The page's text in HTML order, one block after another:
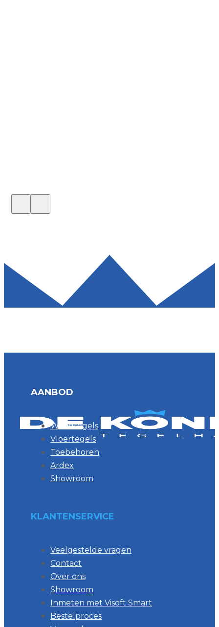
AANBOD
Wandtegels
Vloertegels
Toebehoren
Ardex
Showroom
KLANTENSERVICE
Veelgestelde vragen
Contact
Over ons
Showroom
Inmeten met Visoft Smart
Bestelproces